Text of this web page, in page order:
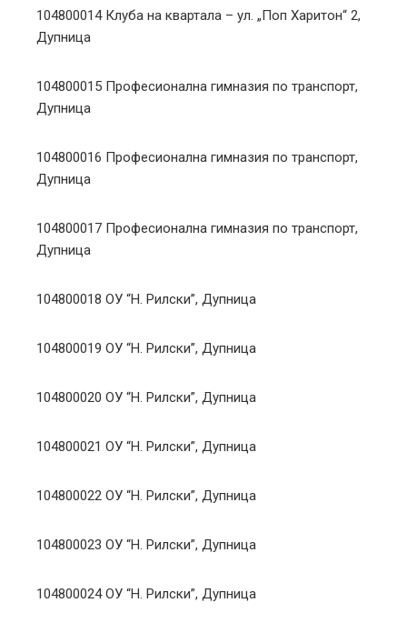
104800014 Клуба на квартала – ул. „Поп Харитон“ 2,
Дупница
104800015 Професионална гимназия по транспорт,
Дупница
104800016 Професионална гимназия по транспорт,
Дупница
104800017 Професионална гимназия по транспорт,
Дупница
104800018 ОУ “Н. Рилски”, Дупница
104800019 ОУ “Н. Рилски”, Дупница
104800020 ОУ “Н. Рилски”, Дупница
104800021 ОУ “Н. Рилски”, Дупница
104800022 ОУ “Н. Рилски”, Дупница
104800023 ОУ “Н. Рилски”, Дупница
104800024 ОУ “Н. Рилски”, Дупница